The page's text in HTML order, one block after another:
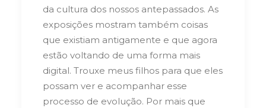
da cultura dos nossos antepassados. As
exposições mostram também coisas
que existiam antigamente e que agora
estão voltando de uma forma mais
digital. Trouxe meus filhos para que eles
possam ver e acompanhar esse
processo de evolução. Por mais que